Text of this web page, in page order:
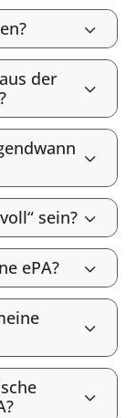
der
sein?
ePA?